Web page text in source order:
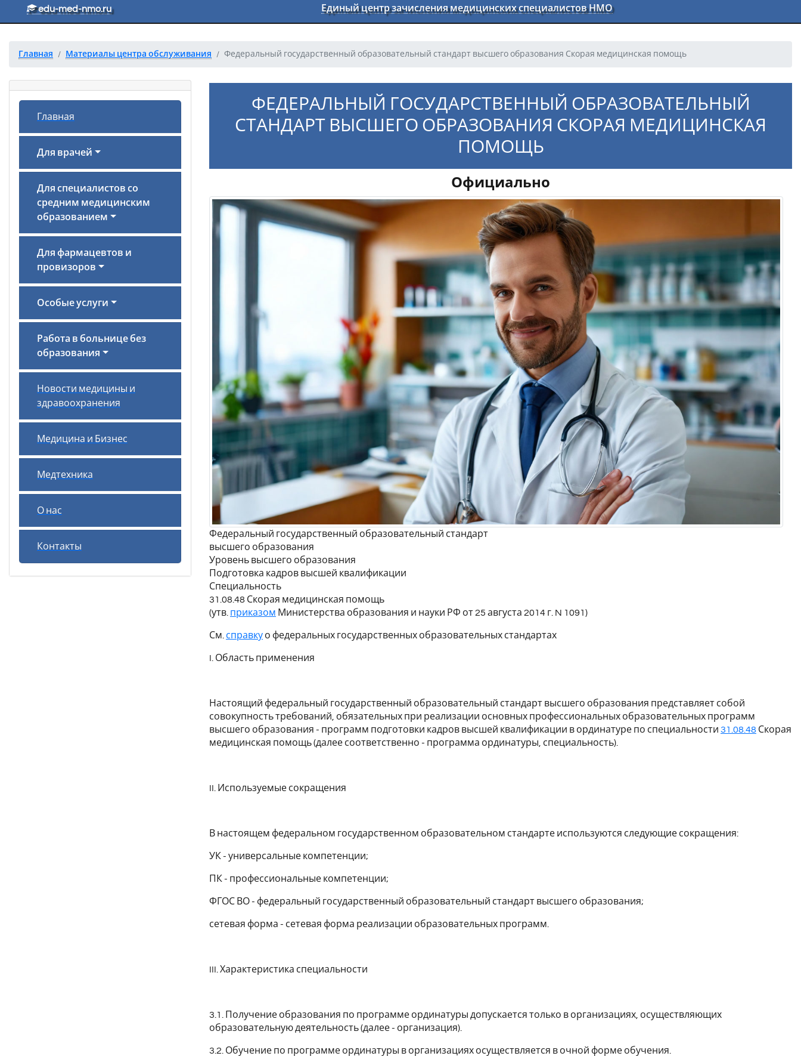
Перейти к основному тексту
edu-med-nmo.ru Единый центр зачисления медицинских специалистов НМО
Главная Материалы центра обслуживания Федеральный государственный образовательный стандарт высшего образования Скорая медицинская помощь
Главная
Для врачей
Для специалистов со
средним медицинским
образованием
Для фармацевтов и
провизоров
Особые услуги
Работа в больнице без
образования
Новости медицины и
здравоохранения
Медицина и Бизнес
Медтехника
О нас
Контакты
ФЕДЕРАЛЬНЫЙ ГОСУДАРСТВЕННЫЙ ОБРАЗОВАТЕЛЬНЫЙ
СТАНДАРТ ВЫСШЕГО ОБРАЗОВАНИЯ СКОРАЯ МЕДИЦИНСКАЯ
ПОМОЩЬ
Официально
Федеральный государственный образовательный стандарт
высшего образования
Уровень высшего образования
Подготовка кадров высшей квалификации
Специальность
31.08.48 Скорая медицинская помощь
(утв. приказом Министерства образования и науки РФ от 25 августа 2014 г. N 1091)
См. справку о федеральных государственных образовательных стандартах
I. Область применения
Настоящий федеральный государственный образовательный стандарт высшего образования представляет собой
совокупность требований, обязательных при реализации основных профессиональных образовательных программ
высшего образования - программ подготовки кадров высшей квалификации в ординатуре по специальности 31.08.48 Скорая
медицинская помощь (далее соответственно - программа ординатуры, специальность).
II. Используемые сокращения
В настоящем федеральном государственном образовательном стандарте используются следующие сокращения:
УК - универсальные компетенции;
ПК - профессиональные компетенции;
ФГОС ВО - федеральный государственный образовательный стандарт высшего образования;
сетевая форма - сетевая форма реализации образовательных программ.
III. Характеристика специальности
3.1. Получение образования по программе ординатуры допускается только в организациях, осуществляющих
образовательную деятельность (далее - организация).
3.2. Обучение по программе ординатуры в организациях осуществляется в очной форме обучения.